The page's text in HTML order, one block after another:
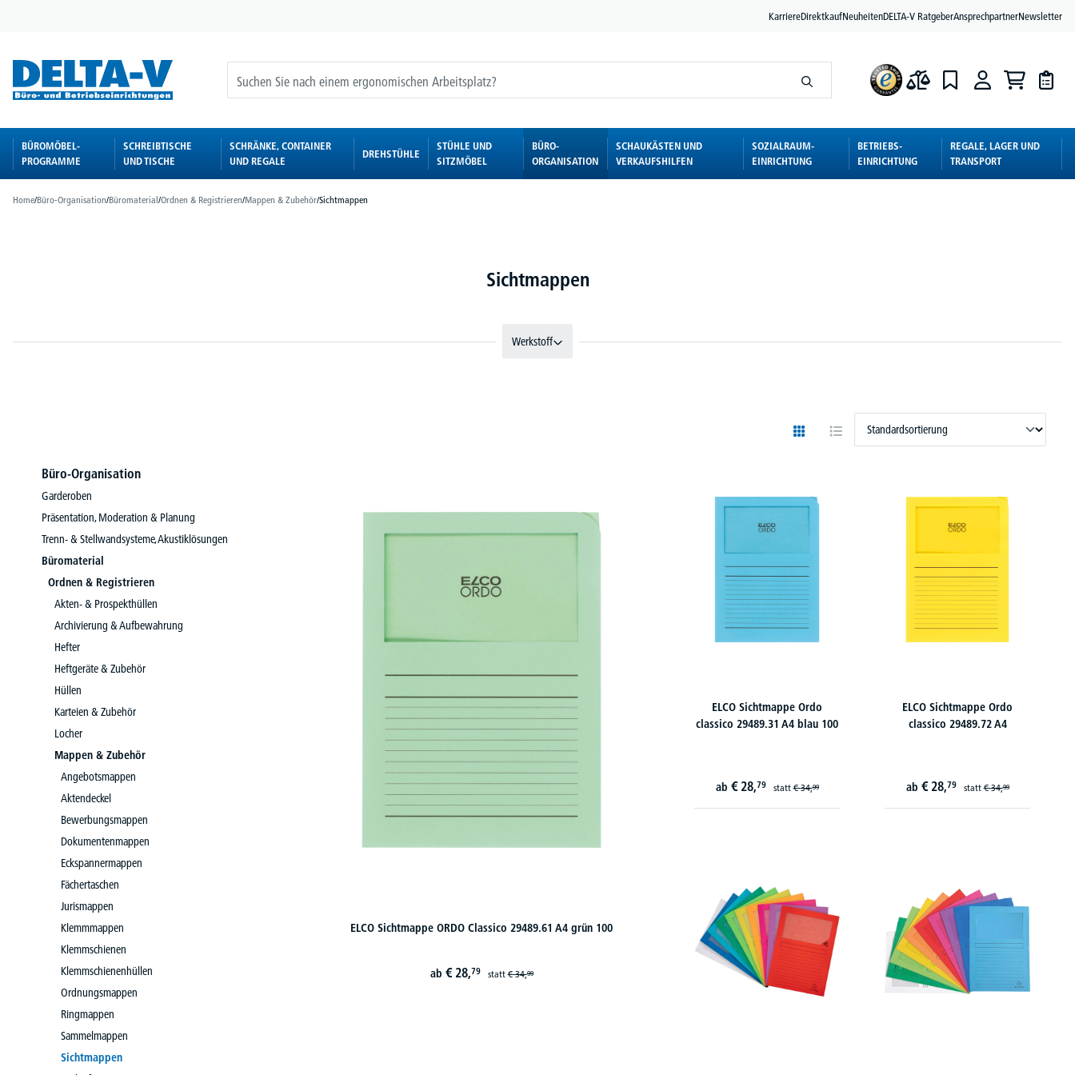
KarriereDirektkaufNeuheitenDELTA-V RatgeberAnsprechpartnerNewsletter
BÜROMÖBEL-
PROGRAMME
SCHREIBTISCHE
UND TISCHE
SCHRÄNKE, CONTAINER
UND REGALE
DREHSTÜHLE
STÜHLE UND
SITZMÖBEL
BÜRO-
ORGANISATION
SCHAUKÄSTEN UND
VERKAUFSHILFEN
SOZIALRAUM-
EINRICHTUNG
BETRIEBS-
EINRICHTUNG
REGALE, LAGER UND
TRANSPORT
Home/Büro-Organisation/Büromaterial/Ordnen & Registrieren/Mappen & Zubehör/Sichtmappen
Sichtmappen
Werkstoff
Büro-Organisation
Garderoben
Präsentation, Moderation & Planung
Trenn- & Stellwandsysteme, Akustiklösungen
Büromaterial
Ordnen & Registrieren
Akten- & Prospekthüllen
Archivierung & Aufbewahrung
Hefter
Heftgeräte & Zubehör
Hüllen
Karteien & Zubehör
Locher
Mappen & Zubehör
Angebotsmappen
Aktendeckel
Bewerbungsmappen
Dokumentenmappen
Eckspannermappen
Fächertaschen
Jurismappen
Klemmmappen
Klemmschienen
Klemmschienenhüllen
Ordnungsmappen
Ringmappen
Sammelmappen
Sichtmappen
ELCO Sichtmappe ORDO Classico 29489.61 A4 grün 100
ab € 28,79 statt€ 34,99
ELCO Sichtmappe Ordo
classico 29489.31 A4 blau 100
ab € 28,79 statt€ 34,99
ELCO Sichtmappe Ordo
classico 29489.72 A4
ab € 28,79 statt€ 34,99